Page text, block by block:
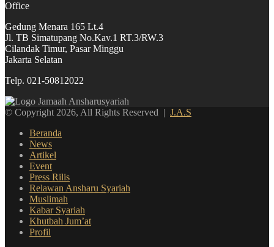
Office
Gedung Menara 165 Lt.4
Jl. TB Simatupang No.Kav.1 RT.3/RW.3
Cilandak Timur, Pasar Minggu
Jakarta Selatan
Telp. 021-50812022
© Copyright 2026, All Rights Reserved | J.A.S
Beranda
News
Artikel
Event
Press Rilis
Relawan Ansharu Syariah
Muslimah
Kabar Syariah
Khutbah Jum’at
Profil